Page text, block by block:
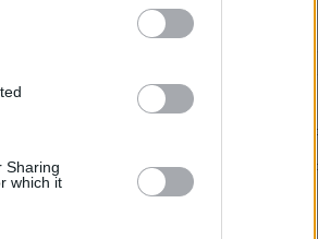
Sharing
which it
de
de
SOBRE KIOSKO.NET
es la puerta de entrada a
Navega por las portadas de los
del otro extremo del mundo.